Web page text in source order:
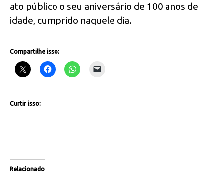
ato público o seu aniversário de 100 anos de
idade, cumprido naquele dia.
Compartilhe isso:
Curtir isso:
Relacionado